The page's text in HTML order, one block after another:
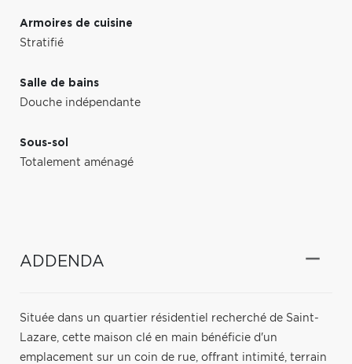
Armoires de cuisine
Stratifié
Salle de bains
Douche indépendante
Sous-sol
Totalement aménagé
ADDENDA
Située dans un quartier résidentiel recherché de Saint-
Lazare, cette maison clé en main bénéficie d'un
emplacement sur un coin de rue, offrant intimité, terrain